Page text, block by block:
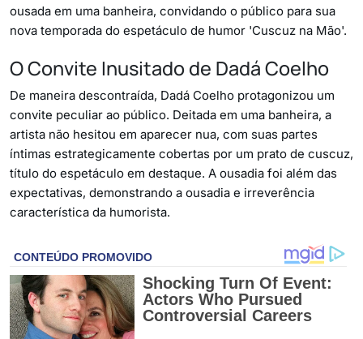
ousada em uma banheira, convidando o público para sua
nova temporada do espetáculo de humor 'Cuscuz na Mão'.
O Convite Inusitado de Dadá Coelho
De maneira descontraída, Dadá Coelho protagonizou um
convite peculiar ao público. Deitada em uma banheira, a
artista não hesitou em aparecer nua, com suas partes
íntimas estrategicamente cobertas por um prato de cuscuz,
título do espetáculo em destaque. A ousadia foi além das
expectativas, demonstrando a ousadia e irreverência
característica da humorista.